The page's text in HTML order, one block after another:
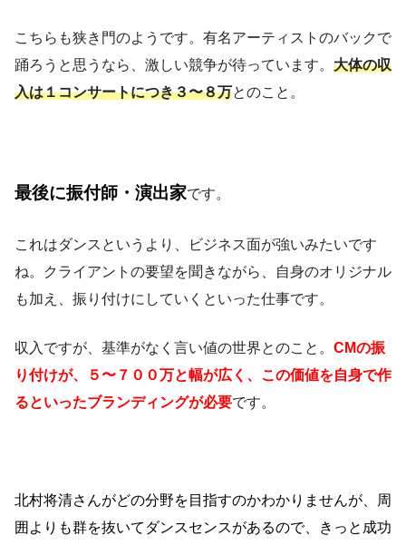
こちらも狭き門のようです。有名アーティストのバックで
踊ろうと思うなら、激しい競争が待っています。 大体の収
入は１コンサートにつき３〜８万とのこと。
最後に振付師・演出家です。
これはダンスというより、ビジネス面が強いみたいです
ね。クライアントの要望を聞きながら、自身のオリジナル
も加え、振り付けにしていくといった仕事です。
収入ですが、基準がなく言い値の世界とのこと。 CMの振
り付けが、５〜７００万と幅が広く、この価値を自身で作
るといったブランディングが必要です。
北村将清さんがどの分野を目指すのかわかりませんが、周
囲よりも群を抜いてダンスセンスがあるので、きっと成功